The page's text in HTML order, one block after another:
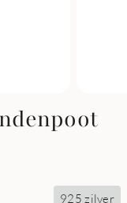
925 zilver